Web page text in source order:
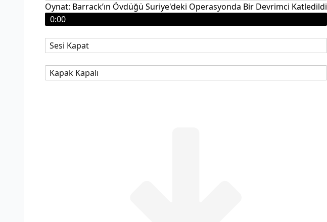
Oynat: Barrack’ın Övdüğü Suriye'deki Operasyonda Bir Devrimci Katledildi
0:00
Sesi Kapat
Kapak Kapalı